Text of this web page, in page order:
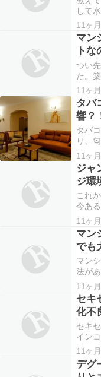
して
認し
部屋
る様
るの
セン
11ヶ
マン
ト
つい
た。
は今
鉄筋
ない
活音
常の
11ヶ
タバ
響？
底解
タバ
り、
バコ
タバ
るの
ター
めで
11ヶ
ジャ
ジ環
これ
今あ
ケー
いろ
ろが
しょ
すぎ
11ヶ
マン
でも
過ご
マン
法が
ンし
くあ
は可
マン
暮ら…
11ヶ
セキ
化不
の対
セキ
イン
を飼
元気
は体
11ヶ
デグ